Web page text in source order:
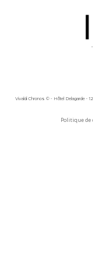
Vivaldi Chronos © - Hôtel Delagarde -
Politique